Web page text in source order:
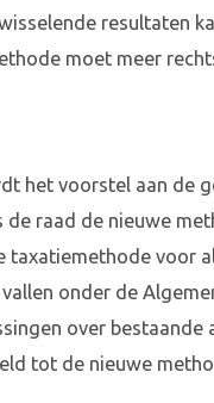
resultaten
moet meer
het voorstel aan de
de raad de nieuwe
taxatiemethode voor
onder de
over bestaande
tot de nieuwe